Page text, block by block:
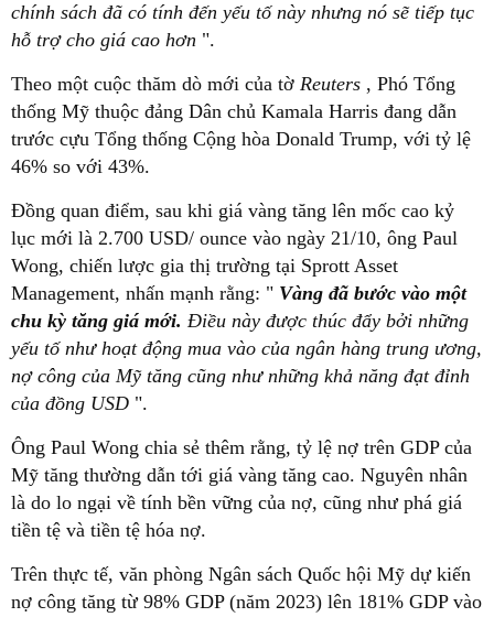
chính sách đã có tính đến yếu tố này nhưng nó sẽ tiếp tục
hỗ trợ cho giá cao hơn ".
Theo một cuộc thăm dò mới của tờ Reuters , Phó Tổng
thống Mỹ thuộc đảng Dân chủ Kamala Harris đang dẫn
trước cựu Tổng thống Cộng hòa Donald Trump, với tỷ lệ
46% so với 43%.
Đồng quan điểm, sau khi giá vàng tăng lên mốc cao kỷ
lục mới là 2.700 USD/ ounce vào ngày 21/10, ông Paul
Wong, chiến lược gia thị trường tại Sprott Asset
Management, nhấn mạnh rằng: " Vàng đã bước vào một
chu kỳ tăng giá mới. Điều này được thúc đẩy bởi những
yếu tố như hoạt động mua vào của ngân hàng trung ương,
nợ công của Mỹ tăng cũng như những khả năng đạt đỉnh
của đồng USD ".
Ông Paul Wong chia sẻ thêm rằng, tỷ lệ nợ trên GDP của
Mỹ tăng thường dẫn tới giá vàng tăng cao. Nguyên nhân
là do lo ngại về tính bền vững của nợ, cũng như phá giá
tiền tệ và tiền tệ hóa nợ.
Trên thực tế, văn phòng Ngân sách Quốc hội Mỹ dự kiến
nợ công tăng từ 98% GDP (năm 2023) lên 181% GDP vào